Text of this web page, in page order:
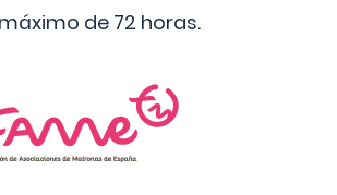
de 72 horas.